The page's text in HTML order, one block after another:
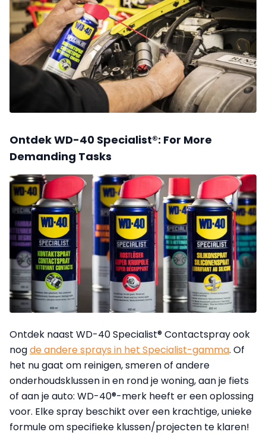
Ontdek WD-40 Specialist®: For More
Demanding Tasks
Ontdek naast WD-40 Specialist® Contactspray ook
nogde andere sprays in het Specialist-gamma. Of
het nu gaat om reinigen, smeren of andere
onderhoudsklussen in en rond je woning, aan je fiets
of aan je auto: WD-40®-merk heeft er een oplossing
voor. Elke spray beschikt over een krachtige, unieke
formule om specifieke klussen/projecten te klaren!